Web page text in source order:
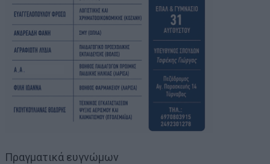
Πραγματικά ευγνώμων